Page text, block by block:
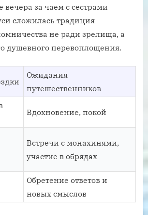
за чаем с сестрами
сложилась традиция
не ради зрелища, а
душевного перевоплощения.
Ожидания
путешественников
Вдохновение, покой
Встречи с монахинями,
участие в обрядах
Обретение ответов и
новых смыслов